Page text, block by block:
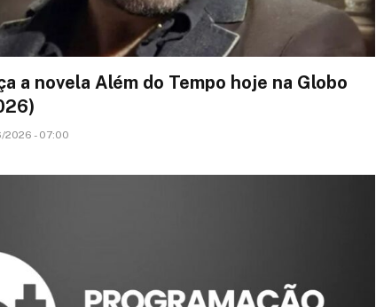
a novela Além do Tempo hoje na Globo
2026 - 07:00